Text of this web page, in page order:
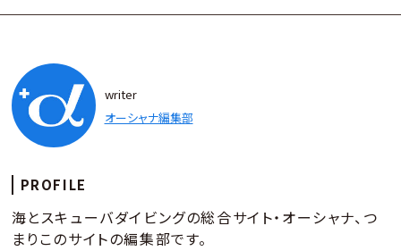
writer
オーシャナ編集部
PROFILE
海とスキューバダイビングの総合サイト・オーシャナ、つ
まりこのサイトの編集部です。